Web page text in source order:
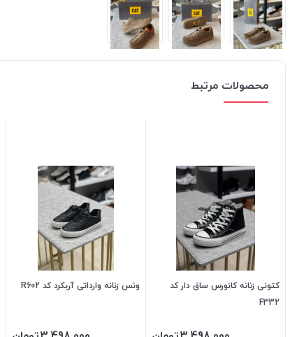
محصولات مرتبط
کتونی زنانه کانورس ساق دار کد
F332
ونس زنانه وارداتی آربکرد کد R602